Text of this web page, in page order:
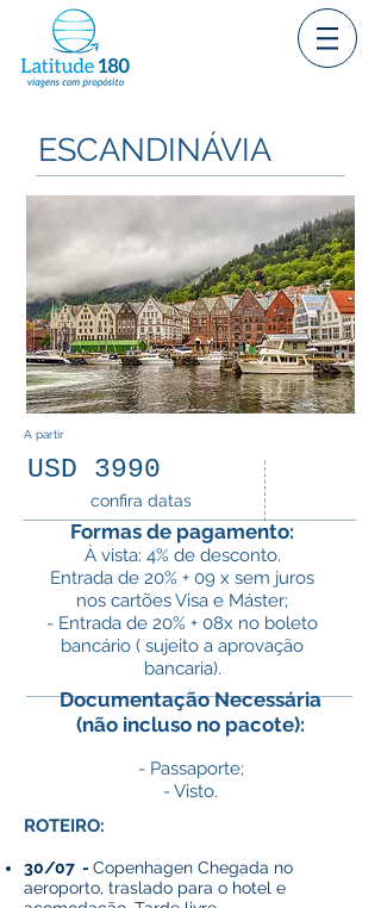
ESCANDINÁVIA
A partir
USD 3990
confira datas
Formas de pagamento:
À vista: 4% de desconto.
Entrada de 20% + 09 x sem juros
nos cartões Visa e Máster;
- Entrada de 20% + 08x no boleto
bancário ( sujeito a aprovação
bancaria).
Documentação Necessária
(não incluso no pacote):
- Passaporte;
- Visto.
ROTEIRO:
30/07 - Copenhagen Chegada no
aeroporto, traslado para o hotel e